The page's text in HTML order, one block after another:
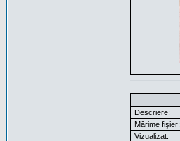
Descriere:
Mărime fişier:
Vizualizat: